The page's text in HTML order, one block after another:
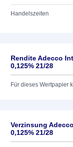
Handelszeiten
Rendite Adecco
0,125% 21/28
Für dieses Wertpapier
Verzinsung
0,125% 21/28